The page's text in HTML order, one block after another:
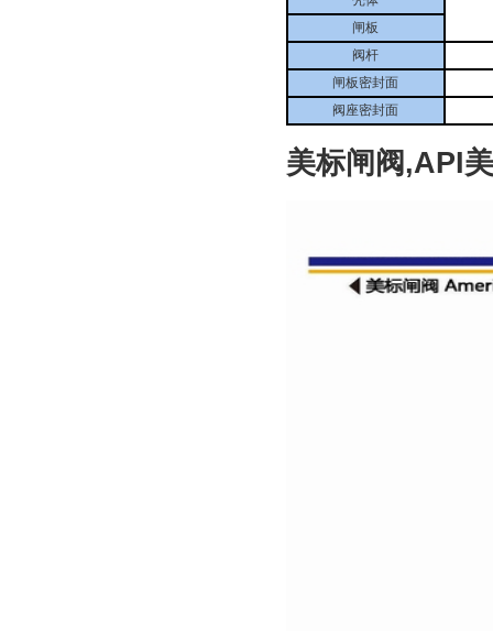
闸板
阀杆
闸板密封面
阀座密封面
美标闸阀,API